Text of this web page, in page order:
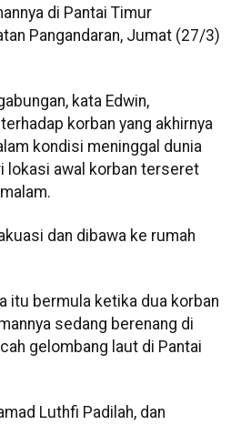
di Pantai Timur
Pangandaran, Jumat (27/3)
kata Edwin,
korban yang akhirnya
kondisi meninggal dunia
lokasi awal korban terseret
dan dibawa ke rumah
itu bermula ketika dua korban
sedang berenang di
gelombang laut di Pantai
Luthfi Padilah, dan